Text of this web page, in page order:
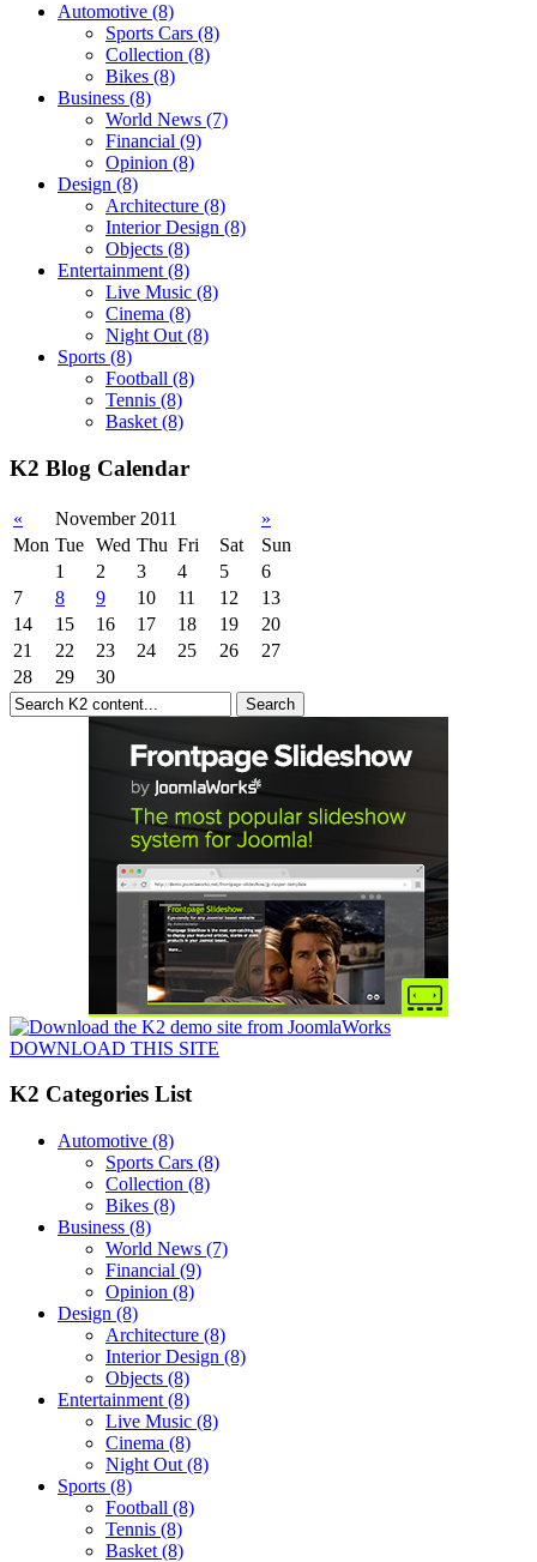
Automotive (8)
Sports Cars (8)
Collection (8)
Bikes (8)
Business (8)
World News (7)
Financial (9)
Opinion (8)
Design (8)
Architecture (8)
Interior Design (8)
Objects (8)
Entertainment (8)
Live Music (8)
Cinema (8)
Night Out (8)
Sports (8)
Football (8)
Tennis (8)
Basket (8)
K2 Blog Calendar
« November 2011
»
Mon Tue Wed Thu Fri Sat
Sun
1
2 3 4 5
6
7
8 9 10 11 12
13
14
15 16 17 18 19
20
21
22 23 24 25 26
27
28
29 30
DOWNLOAD THIS SITE
K2 Categories List
Automotive (8)
Sports Cars (8)
Collection (8)
Bikes (8)
Business (8)
World News (7)
Financial (9)
Opinion (8)
Design (8)
Architecture (8)
Interior Design (8)
Objects (8)
Entertainment (8)
Live Music (8)
Cinema (8)
Night Out (8)
Sports (8)
Football (8)
Tennis (8)
Basket (8)